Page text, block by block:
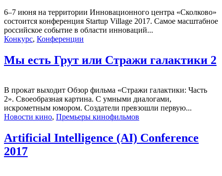
6–7 июня на территории Инновационного центра «Сколково»
состоится конференция Startup Village 2017. Самое масштабное
российское событие в области инноваций...
Конкурс, Конференции
Мы есть Грут или Стражи галактики 2
В прокат выходит Обзор фильма «Стражи галактики: Часть
2». Своеобразная картина. С умными диалогами,
искрометным юмором. Создатели превзошли первую...
Новости кино, Премьеры кинофильмов
Artificial Intelligence (AI) Conference
2017